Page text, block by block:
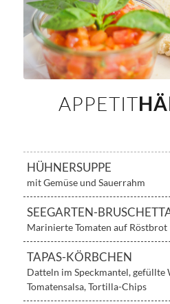
APPETIT
HÜHNERSUPPE
mit Gemüse und Sauerrahm
SEEGARTEN-
Marinierte Tomaten auf Röstbrot
TAPAS-KÖRBCHEN
Datteln im Speckmantel, gefüllte
Tomatensalsa, Tortilla-Chips